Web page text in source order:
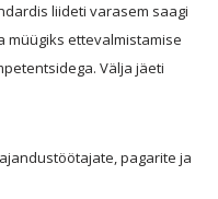
liideti varasem saagi
müügiks ettevalmistamise
Välja jäeti
pagarite ja